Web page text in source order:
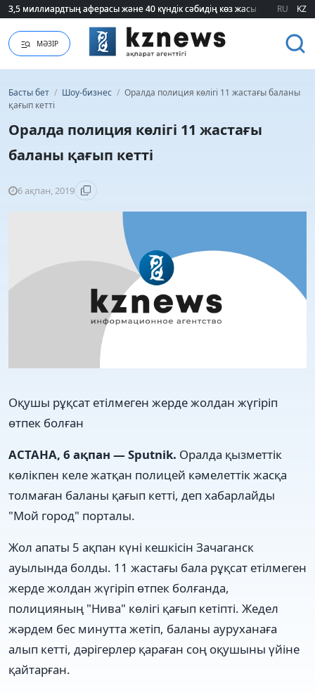
3,5 миллиардтың аферасы және 40 күндік сәбидің көз жасы:
3,5 миллиардтың аферасы және 40 күндік сәбидің көз жасы: RU KZ
МӘЗІР
Басты бет / Шоу-бизнес / Оралда полиция көлігі 11 жастағы баланы
қағып кетті
Оралда полиция көлігі 11 жастағы
баланы қағып кетті
6 ақпан, 2019
Оқушы рұқсат етілмеген жерде жолдан жүгіріп
өтпек болған
АСТАНА, 6 ақпан — Sputnik. Оралда қызметтік
көлікпен келе жатқан полицей кәмелеттік жасқа
толмаған баланы қағып кетті, деп хабарлайды
"Мой город" порталы.
Жол апаты 5 ақпан күні кешкісін Зачаганск
ауылында болды. 11 жастағы бала рұқсат етілмеген
жерде жолдан жүгіріп өтпек болғанда,
полицияның "Нива" көлігі қағып кетіпті. Жедел
жәрдем бес минутта жетіп, баланы ауруханаға
алып кетті, дәрігерлер қараған соң оқушыны үйіне
қайтарған.